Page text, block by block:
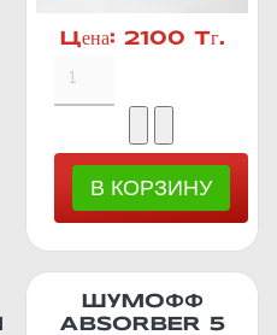
Цена: 2100 Тг.
ШУМОФФ
ABSORBER 5